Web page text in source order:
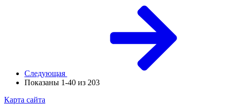
Следующая
Показаны 1-40 из 203
Карта сайта